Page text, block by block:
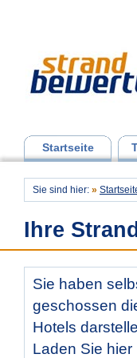
Startseite
Sie sind hier: »
Ihre
Sie haben
geschossen
Hotels
Laden Sie